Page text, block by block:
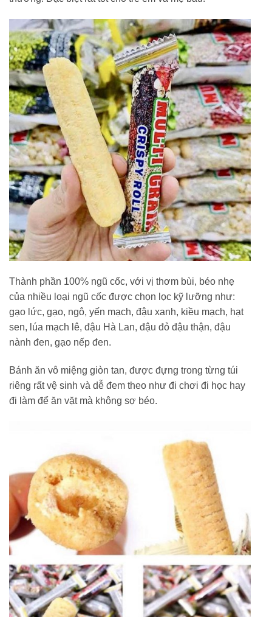
Thành phần 100% ngũ cốc, với vị thơm bùi, béo nhẹ
của nhiều loại ngũ cốc được chọn lọc kỹ lưỡng như:
gạo lức, gạo, ngô, yến mạch, đậu xanh, kiều mạch, hạt
sen, lúa mạch lê, đậu Hà Lan, đậu đỏ đậu thận, đậu
nành đen, gạo nếp đen.
Bánh ăn vô miệng giòn tan, được đựng trong từng túi
riêng rất vệ sinh và dễ đem theo như đi chơi đi học hay
đi làm để ăn vặt mà không sợ béo.